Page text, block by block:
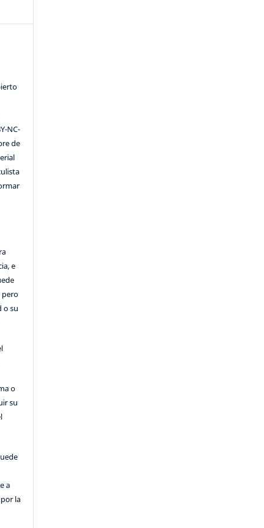
NC-
de
e
pero
o su
o
su
a
la